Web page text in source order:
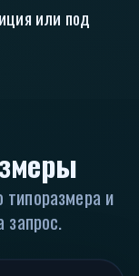
или под
и
запрос.